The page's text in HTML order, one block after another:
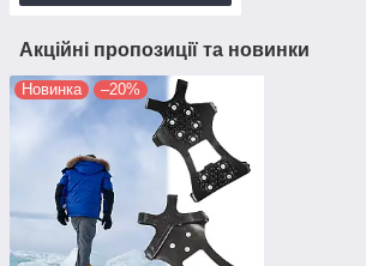
Акційні пропозиції та новинки
Новинка –20%